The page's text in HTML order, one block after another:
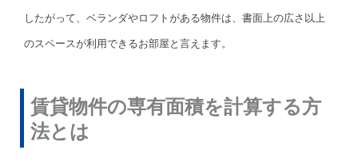
したがって、ベランダやロフトがある物件は、書面上の広さ以上
のスペースが利用できるお部屋と言えます。
賃貸物件の専有面積を計算する方
法とは